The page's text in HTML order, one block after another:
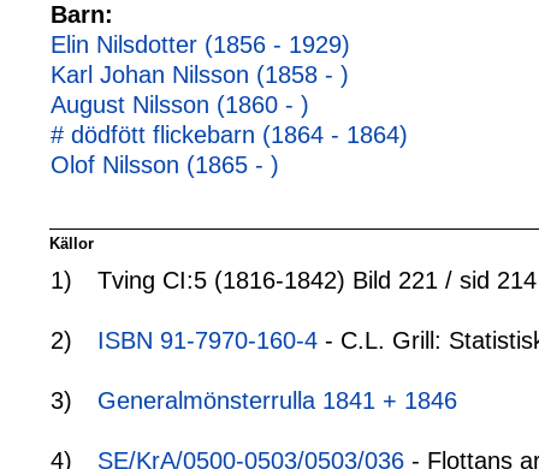
Barn:
Elin Nilsdotter (1856 - 1929)
Karl Johan Nilsson (1858 - )
August Nilsson (1860 - )
# dödfött flickebarn (1864 - 1864)
Olof Nilsson (1865 - )
Källor
1) Tving CI:5 (1816-1842) Bild 221 / sid 214
2) ISBN 91-7970-160-4 - C.L. Grill:
3) Generalmönsterrulla 1841 + 1846
4) SE/KrA/0500-0503/0503/036 - Flottans